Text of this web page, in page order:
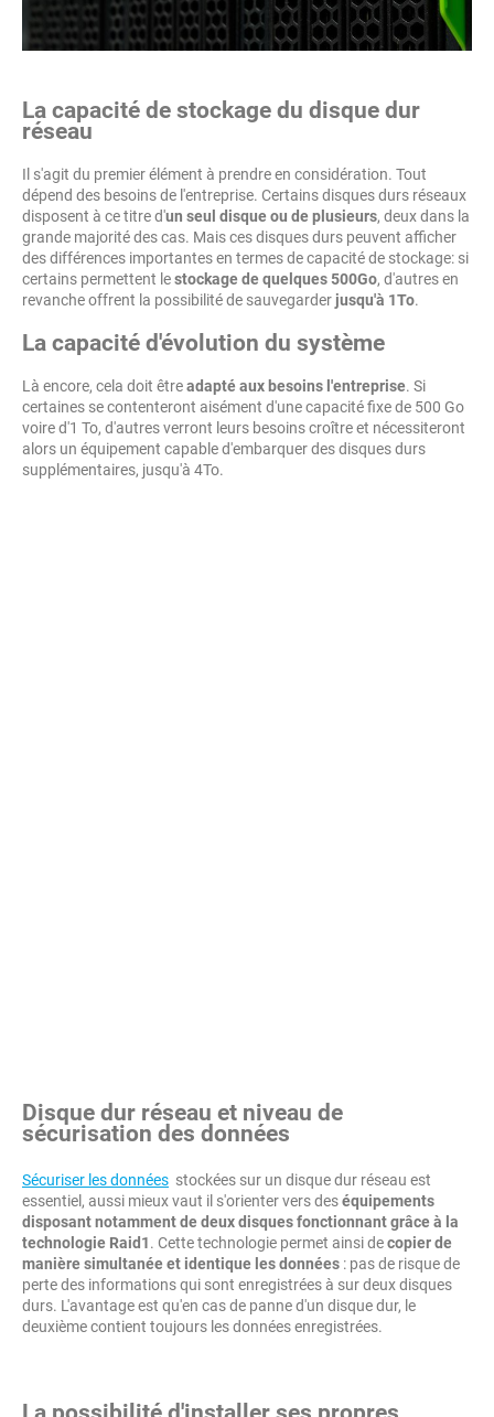
La capacité de stockage du disque dur
réseau
Il s'agit du premier élément à prendre en considération. Tout
dépend des besoins de l'entreprise. Certains disques durs réseaux
disposent à ce titre d'un seul disque ou de plusieurs, deux dans la
grande majorité des cas. Mais ces disques durs peuvent afficher
des différences importantes en termes de capacité de stockage: si
certains permettent lestockage de quelques 500Go, d'autres en
revanche offrent la possibilité de sauvegarder jusqu'à 1To.
La capacité d'évolution du système
Là encore, cela doit êtreadapté aux besoins l'entreprise. Si
certaines se contenteront aisément d'une capacité fixe de 500 Go
voire d'1 To, d'autres verront leurs besoins croître et nécessiteront
alors un équipement capable d'embarquer des disques durs
supplémentaires, jusqu'à 4To.
Disque dur réseau et niveau de
sécurisation des données
Sécuriser les données stockées sur un disque dur réseau est
essentiel, aussi mieux vaut il s'orienter vers deséquipements
disposant notamment de deux disques fonctionnant grâce à la
technologie Raid1. Cette technologie permet ainsi decopier de
manière simultanée et identique les données : pas de risque de
perte des informations qui sont enregistrées à sur deux disques
durs. L'avantage est qu'en cas de panne d'un disque dur, le
deuxième contient toujours les données enregistrées.